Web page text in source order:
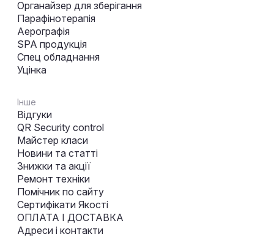
Органайзер для зберігання
Парафінотерапія
Аерографія
SPA продукція
Спец обладнання
Уцінка
Інше
Відгуки
QR Security control
Майстер класи
Новини та статті
Знижки та акції
Ремонт техніки
Помічник по сайту
Сертифікати Якості
ОПЛАТА І ДОСТАВКА
Адреси і контакти